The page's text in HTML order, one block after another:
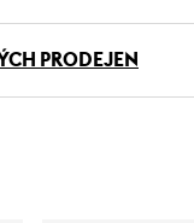
PRODEJEN